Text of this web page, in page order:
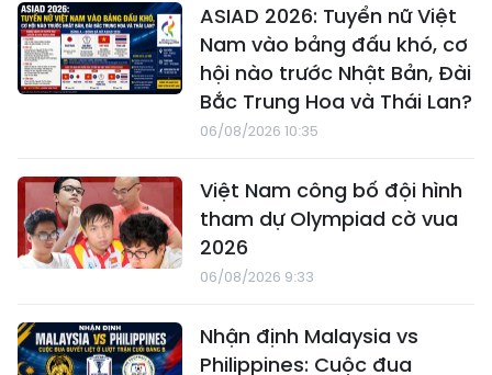
ASIAD 2026: Tuyển nữ Việt
Nam vào bảng đấu khó, cơ
hội nào trước Nhật Bản, Đài
Bắc Trung Hoa và Thái Lan?
06/08/2026 10:35
Việt Nam công bố đội hình
tham dự Olympiad cờ vua
2026
06/08/2026 9:33
Nhận định Malaysia vs
Philippines: Cuộc đua